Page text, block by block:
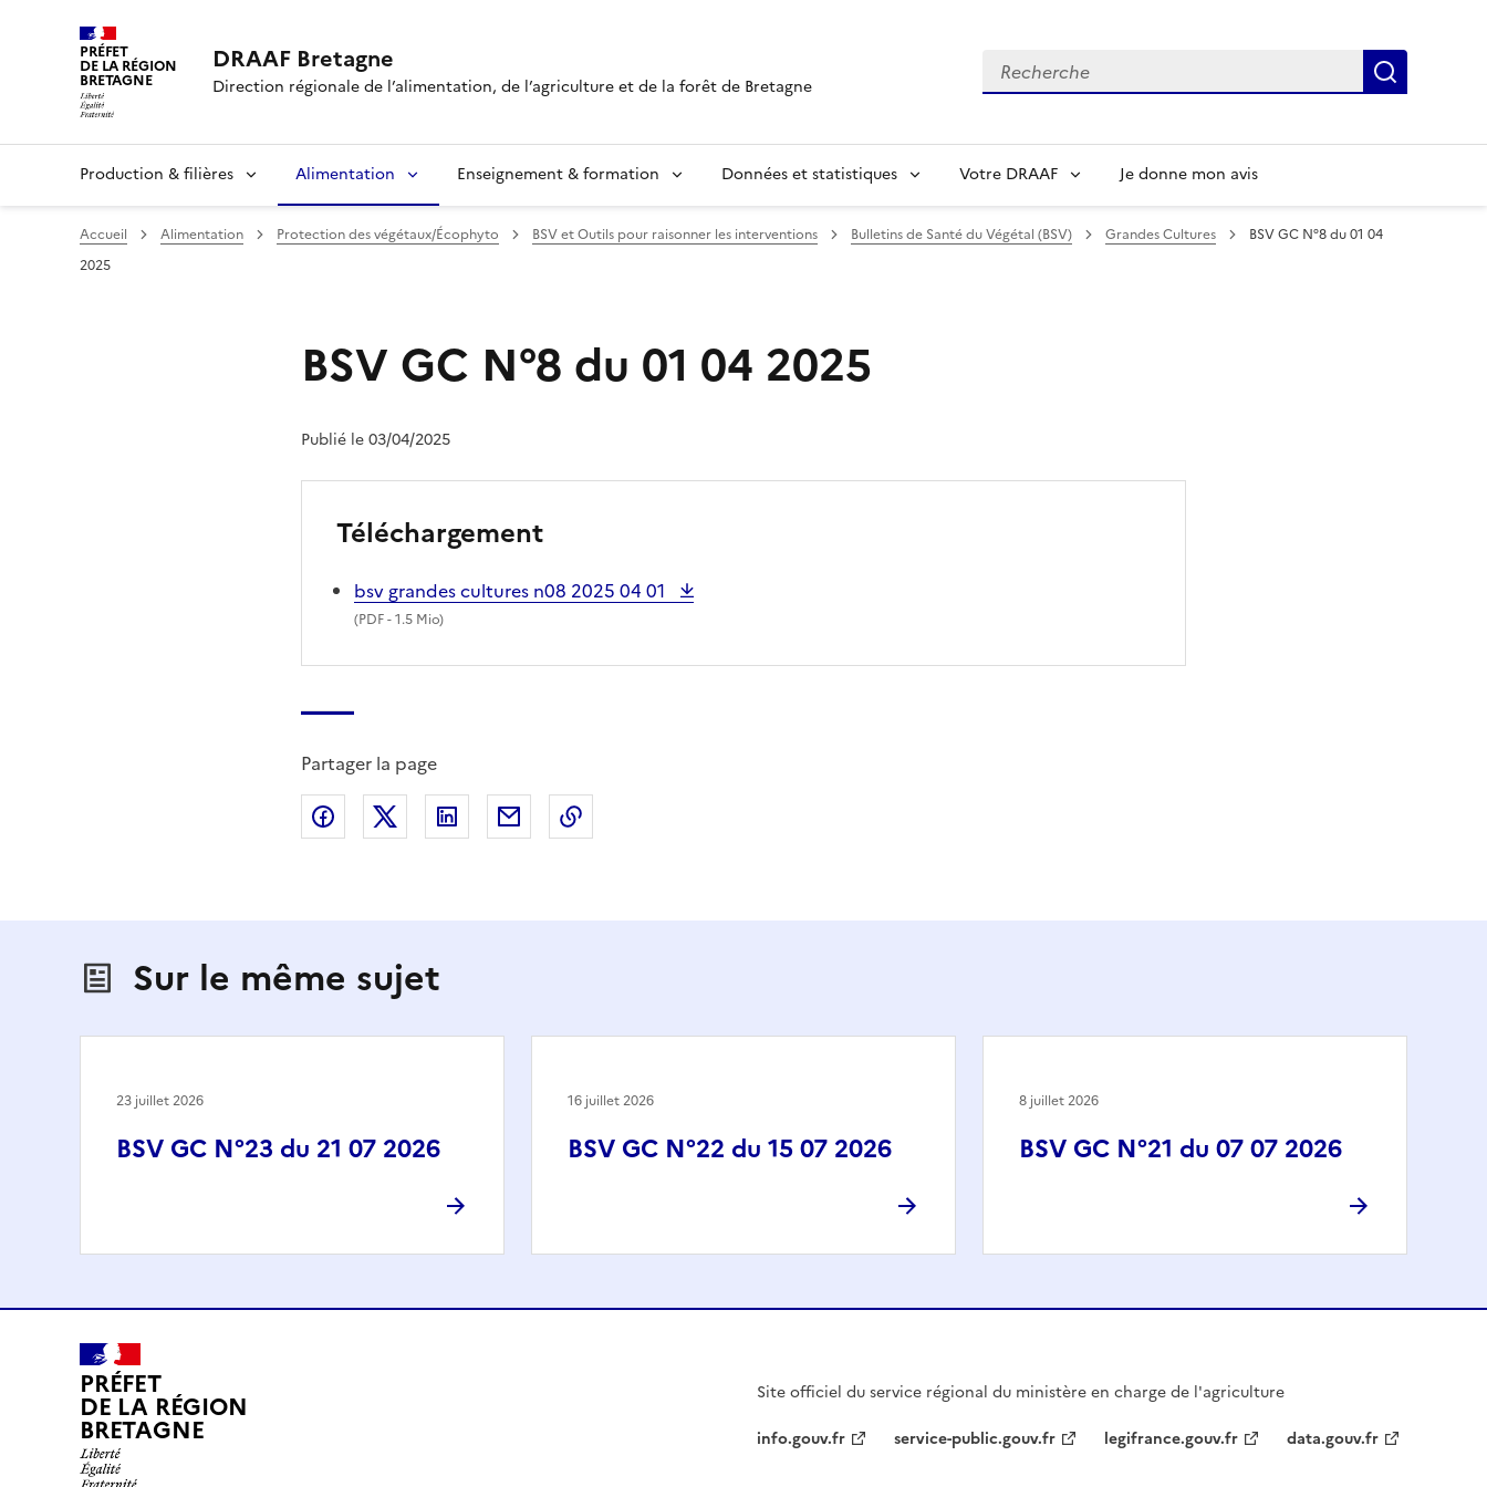
PRÉFET
DE LA RÉGION
BRETAGNE
DRAAF Bretagne
Direction régionale de l’alimentation, de l’agriculture et de la forêt de Bretagne
Recherche
Production & filières Alimentation Enseignement & formation Données et statistiques Votre DRAAF Je donne mon avis
Accueil Alimentation Protection des végétaux/Écophyto BSV et Outils pour raisonner les interventions Bulletins de Santé du Végétal (BSV) Grandes Cultures
BSV GC N°8 du 01 04
2025
BSV GC N°8 du 01 04 2025
Publié le 03/04/2025
Téléchargement
bsv grandes cultures n08 2025 04 01
(PDF- 1.5 Mio)
Partager la page
Partager sur Facebook
Partager sur X (anciennement Twitter)
Partager sur LinkedIn
Partager par email
Sur le même sujet
BSV GC N°23 du 21 07 2026
23 juillet 2026
BSV GC N°22 du 15 07 2026
16 juillet 2026
BSV GC N°21 du 07 07 2026
8 juillet 2026
PRÉFET
DE LA RÉGION
BRETAGNE
Site officiel du service régional du ministère en charge de l'agriculture
info.gouv.fr
service-public.gouv.fr legifrance.gouv.fr data.gouv.fr